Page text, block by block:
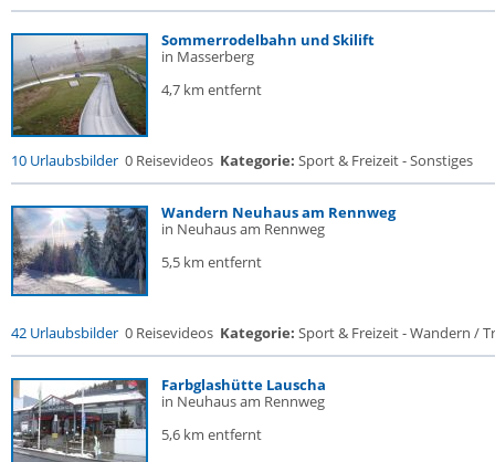
Sommerrodelbahn und Skilift
in Masserberg
4,7 km entfernt
10 Urlaubsbilder 0 Reisevideos Kategorie: Sport & Freizeit - Sonstiges
Wandern Neuhaus am Rennweg
in Neuhaus am Rennweg
5,5 km entfernt
42 Urlaubsbilder 0 Reisevideos Kategorie: Sport & Freizeit - Wandern /
Farbglashütte Lauscha
in Neuhaus am Rennweg
5,6 km entfernt